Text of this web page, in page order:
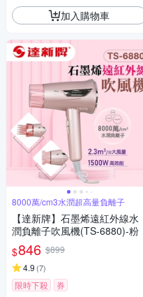
加入購物車
8000萬/cm3水潤超高量負離子
【達新牌】石墨烯遠紅外線水
潤負離子吹風機(TS-6880)-粉
$846 $899
4.9 (7)
限時下殺 券